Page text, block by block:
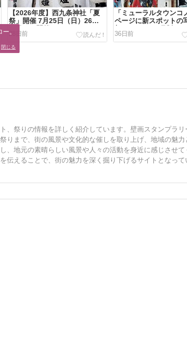
【2026年度】西九条神社「夏
祭」開催 7月25日（日）26日
（月）に開催
28日前
「ミューラルタウンコ
ページに新スポットの
加しました（7月版）
36日前
、祭りの情報を詳しく紹介しています。壁画スタンプラリ
りまで、街の風景や文化的な催しを取り上げ、地域の魅力
、地元の素晴らしい風景や人々の活動を身近に感じさせて
伝えることで、街の魅力を深く掘り下げるサイトとなって
。
閉じる